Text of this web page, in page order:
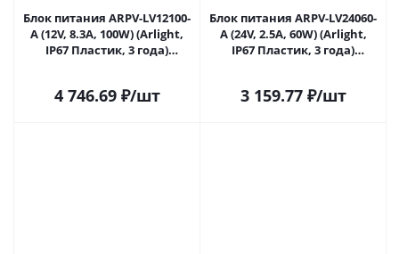
Блок питания ARPV-LV12100-
A (12V, 8.3A, 100W) (Arlight,
IP67 Пластик, 3 года)
4 746.69₽/шт
Блок питания ARPV-LV24060-
A (24V, 2.5A, 60W) (Arlight,
IP67 Пластик, 3 года)
3 159.77₽/шт